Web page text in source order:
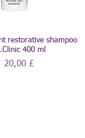
restorative shampoo
400 ml
Preis
20,00 £